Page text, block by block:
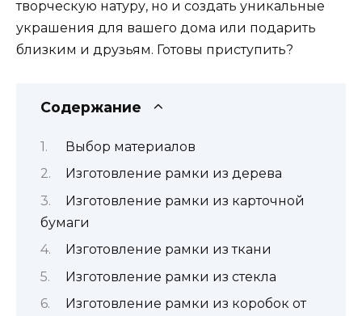
творческую натуру, но и создать уникальные
украшения для вашего дома или подарить
близким и друзьям. Готовы приступить?
Содержание
Выбор материалов
Изготовление рамки из дерева
Изготовление рамки из карточной
бумаги
Изготовление рамки из ткани
Изготовление рамки из стекла
Изготовление рамки из коробок от